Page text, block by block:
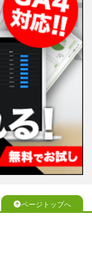
ページトップへ